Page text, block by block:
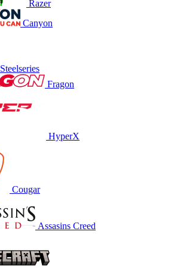
Razer
Canyon
Steelseries
Fragon
HyperX
Cougar
Assasins Creed